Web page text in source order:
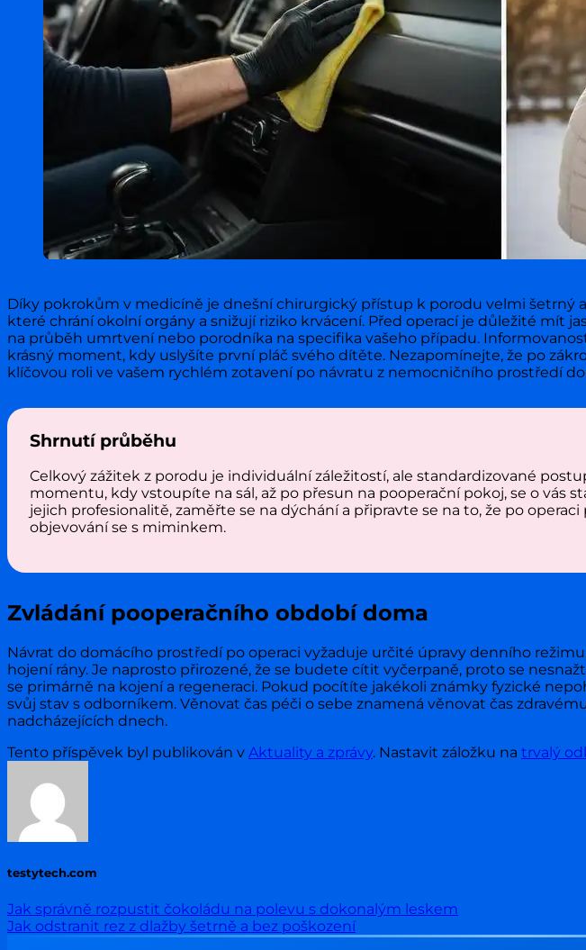
Díky pokrokům v medicíně je dnešní chirurgický přístup k porodu velmi šetrný
které chrání okolní orgány a snižují riziko krvácení. Před operací je důležité mít
na průběh umrtvení nebo porodníka na specifika vašeho případu.
krásný moment, kdy uslyšíte první pláč svého dítěte. Nezapomínejte, že po
klíčovou roli ve vašem rychlém zotavení po návratu z nemocničního prostředí
Shrnutí průběhu
Celkový zážitek z porodu je individuální záležitostí, ale standardizované
momentu, kdy vstoupíte na sál, až po přesun na pooperační pokoj, se o vás
jejich profesionalitě, zaměřte se na dýchání a připravte se na to, že po
objevování se s miminkem.
Zvládání pooperačního období doma
Návrat do domácího prostředí po operaci vyžaduje určité úpravy denního
hojení rány. Je naprosto přirozené, že se budete cítit vyčerpaně, proto se
se primárně na kojení a regeneraci. Pokud pocítíte jakékoli známky fyzické
svůj stav s odborníkem. Věnovat čas péči o sebe znamená věnovat čas
nadcházejících dnech.
Tento příspěvek byl publikován v Aktuality a zprávy. Nastavit záložku na trvalý
testytech.com
Jak správně rozpustit čokoládu na polevu s dokonalým leskem
Jak odstranit rez z dlažby šetrně a bez poškození